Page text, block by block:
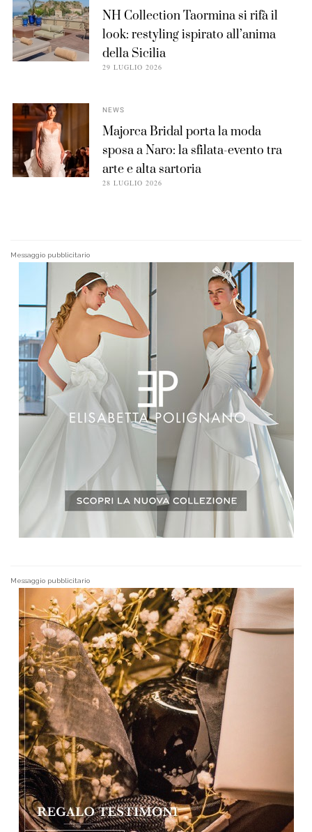
NH Collection Taormina si rifà il
look: restyling ispirato all’anima
della Sicilia
29 LUGLIO 2026
NEWS
Majorca Bridal porta la moda
sposa a Naro: la sfilata-evento tra
arte e alta sartoria
28 LUGLIO 2026
Messaggio pubblicitario
Messaggio pubblicitario